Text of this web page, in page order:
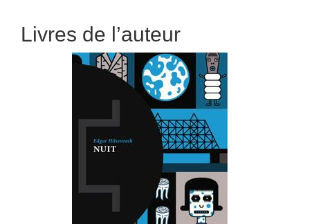
Livres de l’auteur